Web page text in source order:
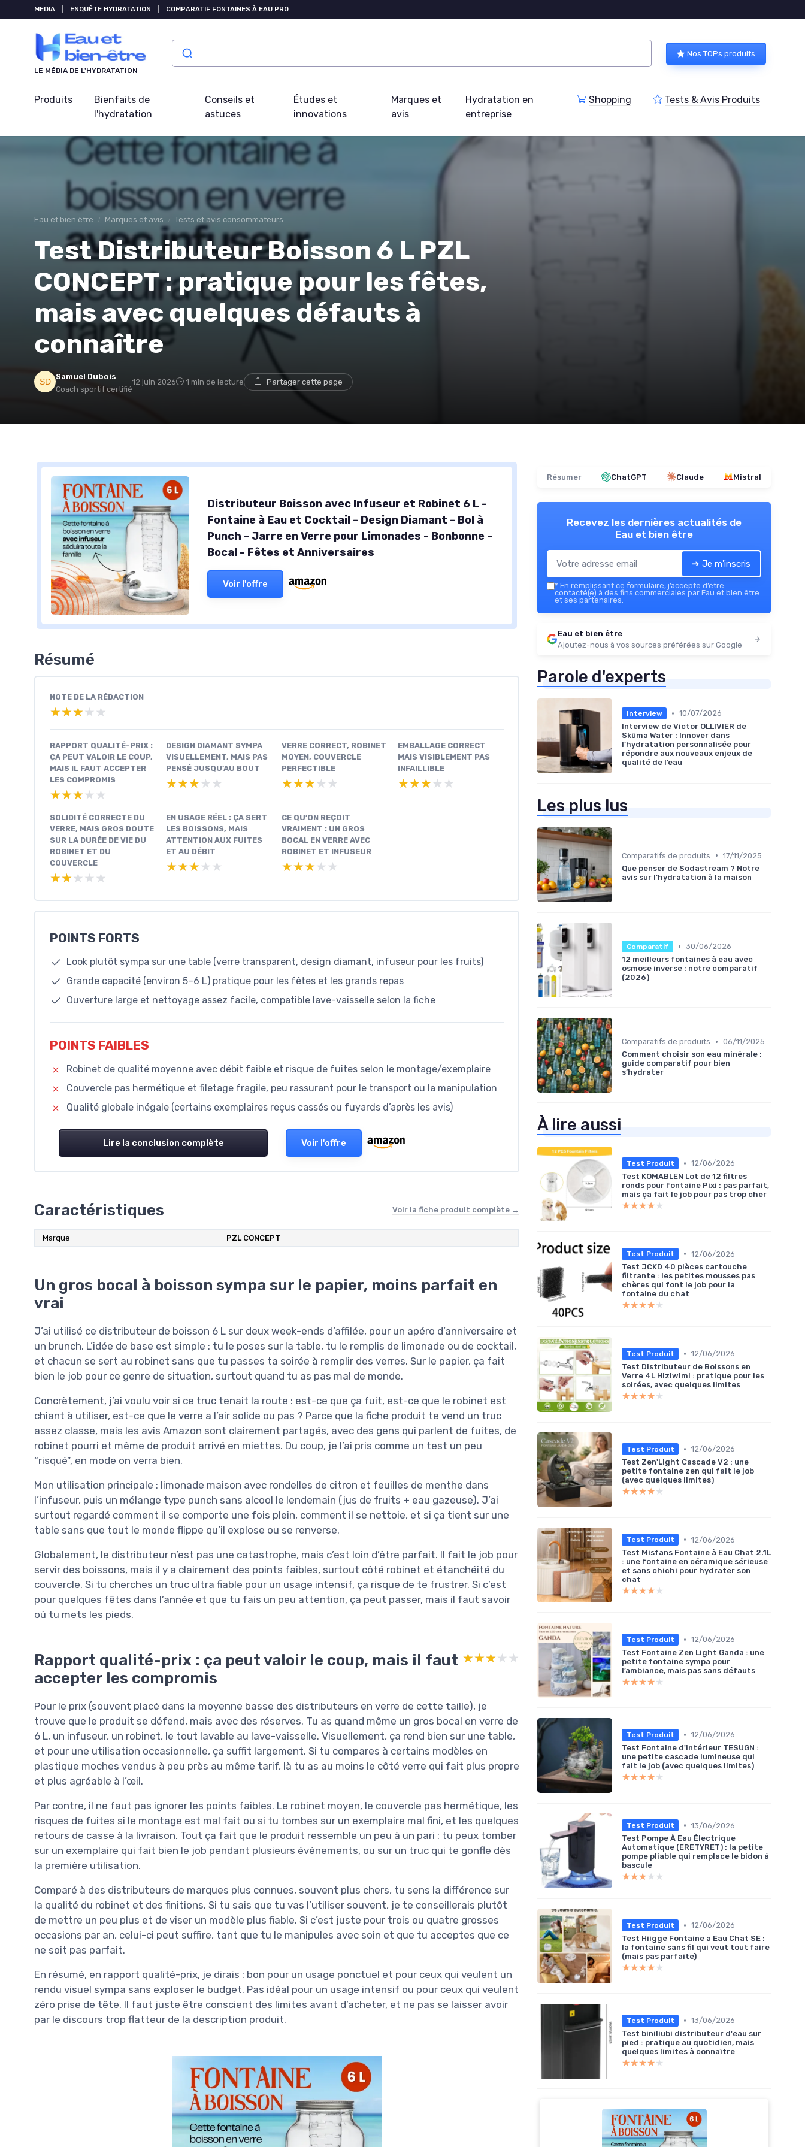
MEDIA ENQUÊTE HYDRATATION COMPARATIF FONTAINES À EAU PRO
LE MÉDIA DE L'HYDRATATION
Nos TOPs produits
Produits
Bienfaits de
l'hydratation
Conseils et
astuces
Études et
innovations
Marques et
avis
Hydratation en
entreprise
Shopping Tests & Avis Produits
Eau et bien être Marques et avis Tests et avis consommateurs
Test Distributeur Boisson 6 L PZL
CONCEPT : pratique pour les fêtes,
mais avec quelques défauts à
connaître
Samuel Dubois
Coach sportif certifié
12 juin 2026 1 min de lecture Partager cette page
Distributeur Boisson avec Infuseur et Robinet 6 L -
Fontaine à Eau et Cocktail - Design Diamant - Bol à
Punch - Jarre en Verre pour Limonades - Bonbonne -
Bocal - Fêtes et Anniversaires
Voir l'offre
Résumé
NOTE DE LA RÉDACTION
★★★★★
★★★★★
RAPPORT QUALITÉ-PRIX :
ÇA PEUT VALOIR LE COUP,
MAIS IL FAUT ACCEPTER
LES COMPROMIS
★★★★★
★★★★★
DESIGN DIAMANT SYMPA
VISUELLEMENT, MAIS PAS
PENSÉ JUSQU’AU BOUT
★★★★★
★★★★★
VERRE CORRECT, ROBINET
MOYEN, COUVERCLE
PERFECTIBLE
★★★★★
★★★★★
EMBALLAGE CORRECT
MAIS VISIBLEMENT PAS
INFAILLIBLE
★★★★★
★★★★★
SOLIDITÉ CORRECTE DU
VERRE, MAIS GROS DOUTE
SUR LA DURÉE DE VIE DU
ROBINET ET DU
COUVERCLE
★★★★★
★★★★★
EN USAGE RÉEL : ÇA SERT
LES BOISSONS, MAIS
ATTENTION AUX FUITES
ET AU DÉBIT
★★★★★
★★★★★
CE QU’ON REÇOIT
VRAIMENT : UN GROS
BOCAL EN VERRE AVEC
ROBINET ET INFUSEUR
★★★★★
★★★★★
POINTS FORTS
Look plutôt sympa sur une table (verre transparent, design diamant, infuseur pour les fruits)
Grande capacité (environ 5–6 L) pratique pour les fêtes et les grands repas
Ouverture large et nettoyage assez facile, compatible lave-vaisselle selon la fiche
POINTS FAIBLES
Robinet de qualité moyenne avec débit faible et risque de fuites selon le montage/exemplaire
Couvercle pas hermétique et filetage fragile, peu rassurant pour le transport ou la manipulation
Qualité globale inégale (certains exemplaires reçus cassés ou fuyards d’après les avis)
Lire la conclusion complète Voir l'offre
Caractéristiques Voir la fiche produit complète →
Marque PZL CONCEPT
Un gros bocal à boisson sympa sur le papier, moins parfait en
vrai
J’ai utilisé ce distributeur de boisson 6 L sur deux week-ends d’affilée, pour un apéro d’anniversaire et
un brunch. L’idée de base est simple : tu le poses sur la table, tu le remplis de limonade ou de cocktail,
et chacun se sert au robinet sans que tu passes ta soirée à remplir des verres. Sur le papier, ça fait
bien le job pour ce genre de situation, surtout quand tu as pas mal de monde.
Concrètement, j’ai voulu voir si ce truc tenait la route : est-ce que ça fuit, est-ce que le robinet est
chiant à utiliser, est-ce que le verre a l’air solide ou pas ? Parce que la fiche produit te vend un truc
assez classe, mais les avis Amazon sont clairement partagés, avec des gens qui parlent de fuites, de
robinet pourri et même de produit arrivé en miettes. Du coup, je l’ai pris comme un test un peu
“risqué”, en mode on verra bien.
Mon utilisation principale : limonade maison avec rondelles de citron et feuilles de menthe dans
l’infuseur, puis un mélange type punch sans alcool le lendemain (jus de fruits + eau gazeuse). J’ai
surtout regardé comment il se comporte une fois plein, comment il se nettoie, et si ça tient sur une
table sans que tout le monde flippe qu’il explose ou se renverse.
Globalement, le distributeur n’est pas une catastrophe, mais c’est loin d’être parfait. Il fait le job pour
servir des boissons, mais il y a clairement des points faibles, surtout côté robinet et étanchéité du
couvercle. Si tu cherches un truc ultra fiable pour un usage intensif, ça risque de te frustrer. Si c’est
pour quelques fêtes dans l’année et que tu fais un peu attention, ça peut passer, mais il faut savoir
où tu mets les pieds.
Rapport qualité-prix : ça peut valoir le coup, mais il faut
accepter les compromis
★★★★★
★★★★★
Pour le prix (souvent placé dans la moyenne basse des distributeurs en verre de cette taille), je
trouve que le produit se défend, mais avec des réserves. Tu as quand même un gros bocal en verre de
6 L, un infuseur, un robinet, le tout lavable au lave-vaisselle. Visuellement, ça rend bien sur une table,
et pour une utilisation occasionnelle, ça suffit largement. Si tu compares à certains modèles en
plastique moches vendus à peu près au même tarif, là tu as au moins le côté verre qui fait plus propre
et plus agréable à l’œil.
Par contre, il ne faut pas ignorer les points faibles. Le robinet moyen, le couvercle pas hermétique, les
risques de fuites si le montage est mal fait ou si tu tombes sur un exemplaire mal fini, et les quelques
retours de casse à la livraison. Tout ça fait que le produit ressemble un peu à un pari : tu peux tomber
sur un exemplaire qui fait bien le job pendant plusieurs événements, ou sur un truc qui te gonfle dès
la première utilisation.
Comparé à des distributeurs de marques plus connues, souvent plus chers, tu sens la différence sur
la qualité du robinet et des finitions. Si tu sais que tu vas l’utiliser souvent, je te conseillerais plutôt
de mettre un peu plus et de viser un modèle plus fiable. Si c’est juste pour trois ou quatre grosses
occasions par an, celui-ci peut suffire, tant que tu le manipules avec soin et que tu acceptes que ce
ne soit pas parfait.
En résumé, en rapport qualité-prix, je dirais : bon pour un usage ponctuel et pour ceux qui veulent un
rendu visuel sympa sans exploser le budget. Pas idéal pour un usage intensif ou pour ceux qui veulent
zéro prise de tête. Il faut juste être conscient des limites avant d’acheter, et ne pas se laisser avoir
par le discours trop flatteur de la description produit.
Résumer ChatGPT Claude Mistral
Recevez les dernières actualités de
Eau et bien être
➔ Je m'inscris
* En remplissant ce formulaire, j’accepte d’être
contacté(e) à des fins commerciales par Eau et bien être
et ses partenaires.
Eau et bien être
Ajoutez-nous à vos sources préférées sur Google
Parole d'experts
Interview • 10/07/2026
Interview de Victor OLLIVIER de
Sküma Water : Innover dans
l’hydratation personnalisée pour
répondre aux nouveaux enjeux de
qualité de l’eau
Les plus lus
Comparatifs de produits • 17/11/2025
Que penser de Sodastream ? Notre
avis sur l’hydratation à la maison
Comparatif • 30/06/2026
12 meilleurs fontaines à eau avec
osmose inverse : notre comparatif
(2026)
Comparatifs de produits • 06/11/2025
Comment choisir son eau minérale :
guide comparatif pour bien
s’hydrater
À lire aussi
Test Produit • 12/06/2026
Test KOMABLEN Lot de 12 filtres
ronds pour fontaine Pixi : pas parfait,
mais ça fait le job pour pas trop cher
★★★★★
★★★★★
Test Produit • 12/06/2026
Test JCKD 40 pièces cartouche
filtrante : les petites mousses pas
chères qui font le job pour la
fontaine du chat
★★★★★
★★★★★
Test Produit • 12/06/2026
Test Distributeur de Boissons en
Verre 4L Hiziwimi : pratique pour les
soirées, avec quelques limites
★★★★★
★★★★★
Test Produit • 12/06/2026
Test Zen'Light Cascade V2 : une
petite fontaine zen qui fait le job
(avec quelques limites)
★★★★★
★★★★★
Test Produit • 12/06/2026
Test Misfans Fontaine à Eau Chat 2.1L
: une fontaine en céramique sérieuse
et sans chichi pour hydrater son
chat
★★★★★
★★★★★
Test Produit • 12/06/2026
Test Fontaine Zen Light Ganda : une
petite fontaine sympa pour
l’ambiance, mais pas sans défauts
★★★★★
★★★★★
Test Produit • 12/06/2026
Test Fontaine d'intérieur TESUGN :
une petite cascade lumineuse qui
fait le job (avec quelques limites)
★★★★★
★★★★★
Test Produit • 13/06/2026
Test Pompe À Eau Électrique
Automatique (ERETYRET) : la petite
pompe pliable qui remplace le bidon à
bascule
★★★★★
★★★★★
Test Produit • 12/06/2026
Test Hiigge Fontaine a Eau Chat SE :
la fontaine sans fil qui veut tout faire
(mais pas parfaite)
★★★★★
★★★★★
Test Produit • 13/06/2026
Test biniliubi distributeur d'eau sur
pied : pratique au quotidien, mais
quelques limites à connaître
★★★★★
★★★★★
Distributeur Boisson avec Infuseur et Robinet 6
L - Fontaine à Eau et Cocktail - Design Diamant -
Bol à Punch - Jarre en Verre pour Limonades -
Bonbonne - Bocal - Fêtes et Anniversaires
Voir l'offre
Panneau de gestion des cookies